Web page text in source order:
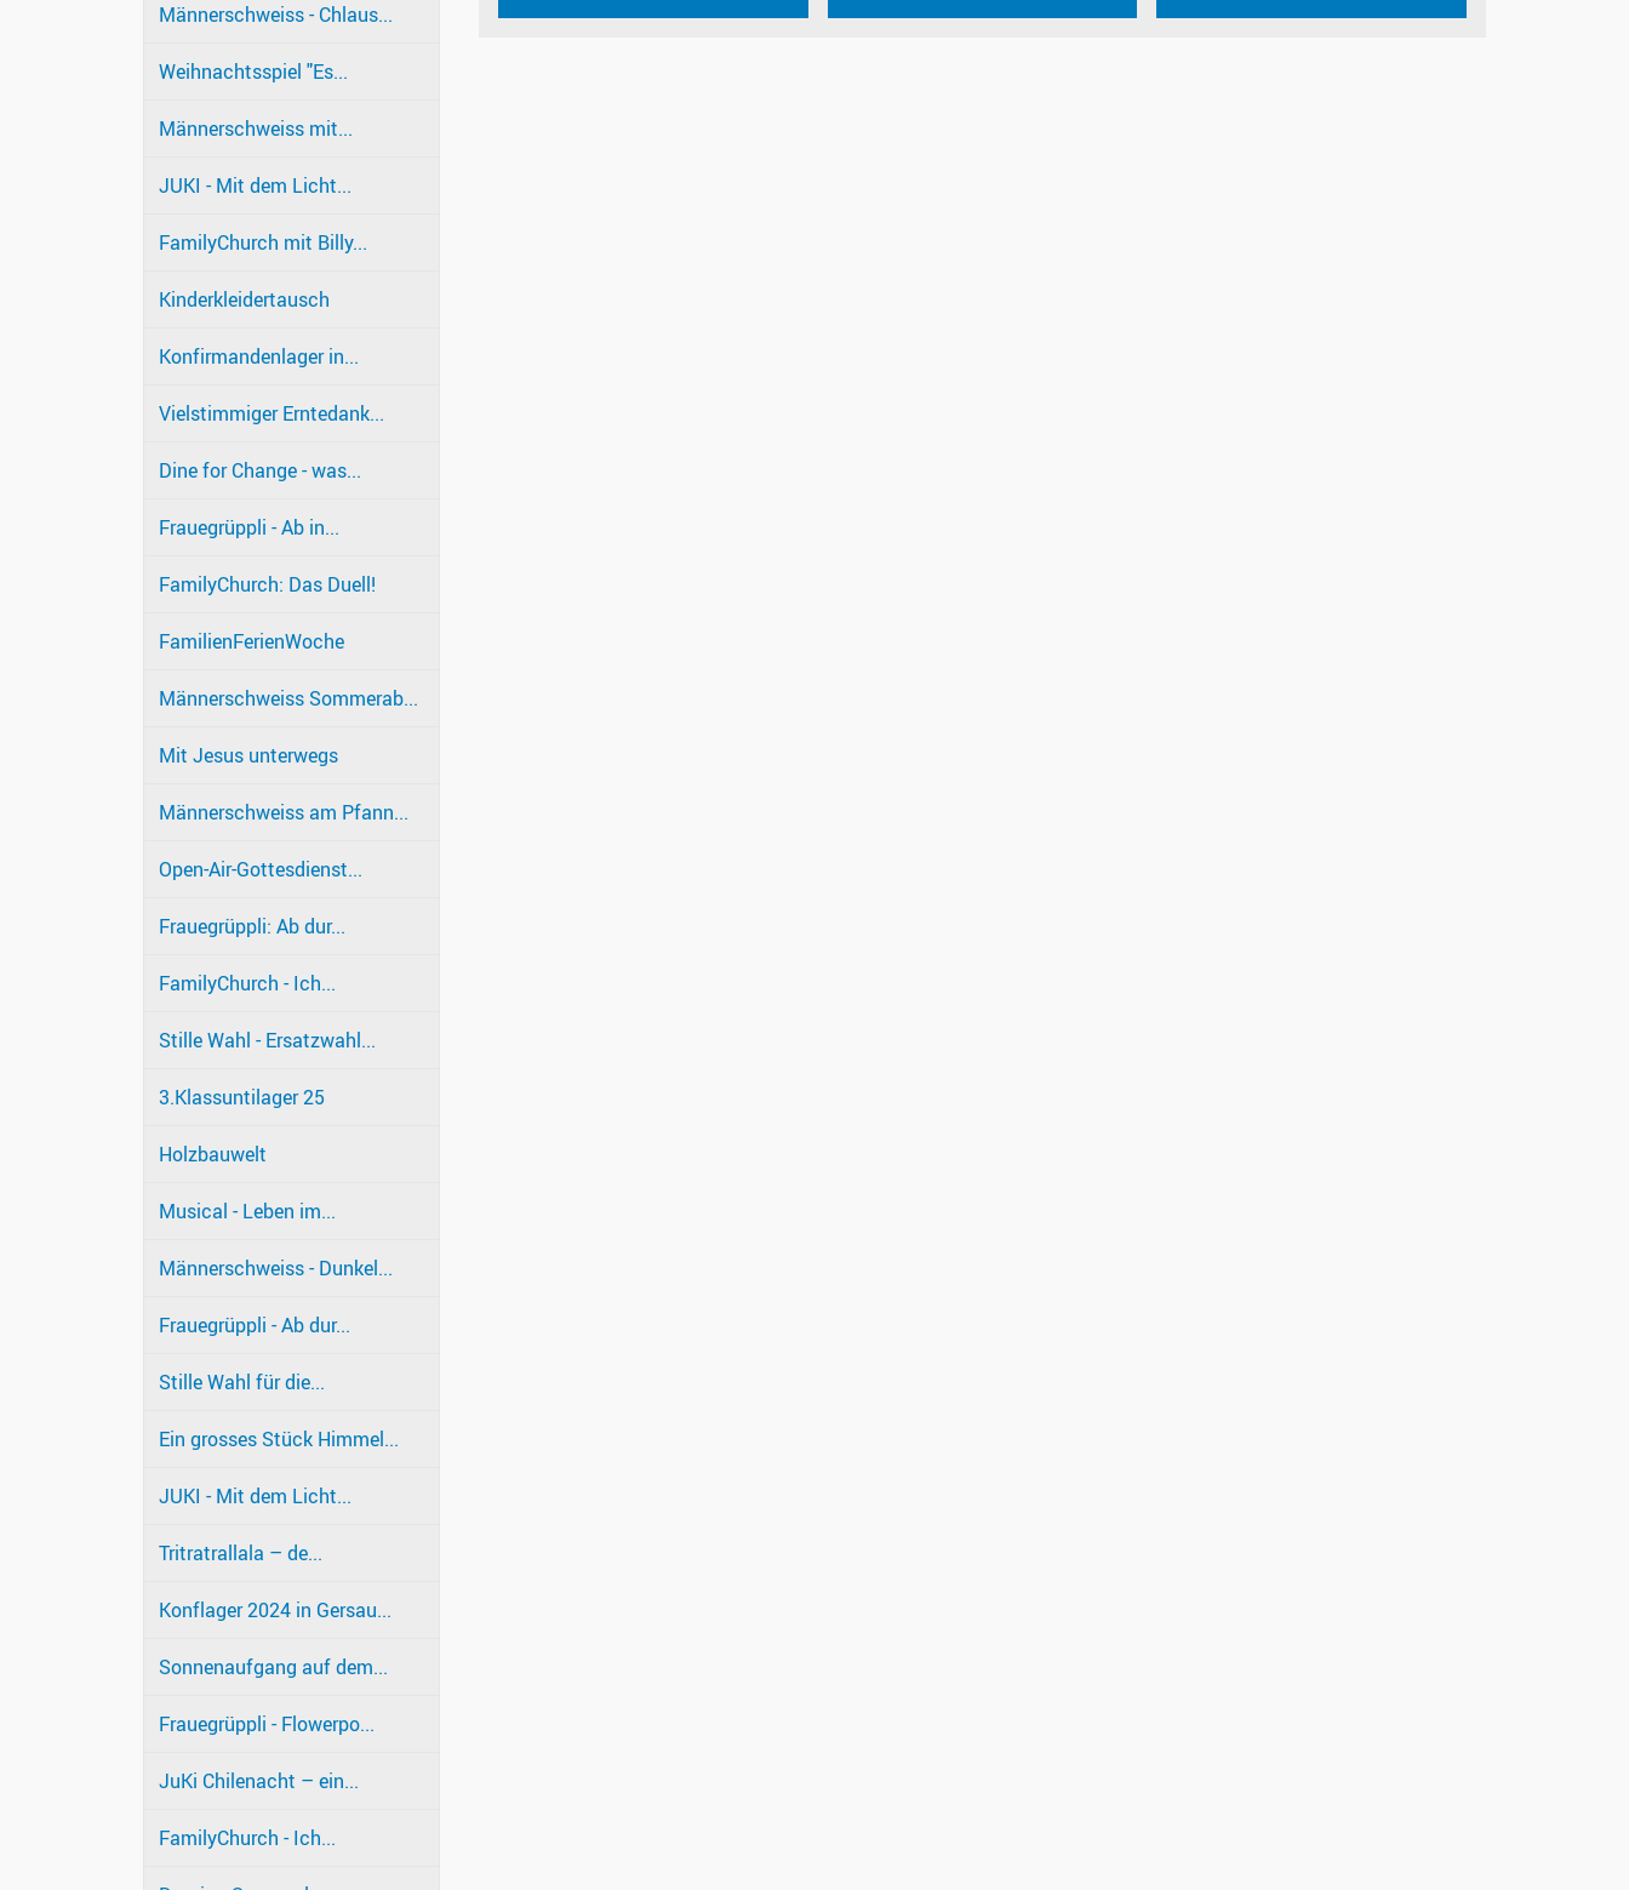
Männerschweiss - Chlaus...
Weihnachtsspiel "Es...
Männerschweiss mit...
JUKI - Mit dem Licht...
FamilyChurch mit Billy...
Kinderkleidertausch
Konfirmandenlager in...
Vielstimmiger Erntedank...
Dine for Change - was...
Frauegrüppli - Ab in...
FamilyChurch: Das Duell!
FamilienFerienWoche
Männerschweiss Sommerab...
Mit Jesus unterwegs
Männerschweiss am Pfann...
Open-Air-Gottesdienst...
Frauegrüppli: Ab dur...
FamilyChurch - Ich...
Stille Wahl - Ersatzwahl...
3.Klassuntilager 25
Holzbauwelt
Musical - Leben im...
Männerschweiss - Dunkel...
Frauegrüppli - Ab dur...
Stille Wahl für die...
Ein grosses Stück Himmel...
JUKI - Mit dem Licht...
Tritratrallala – de...
Konflager 2024 in Gersau...
Sonnenaufgang auf dem...
Frauegrüppli - Flowerpo...
JuKi Chilenacht – ein...
FamilyChurch - Ich...